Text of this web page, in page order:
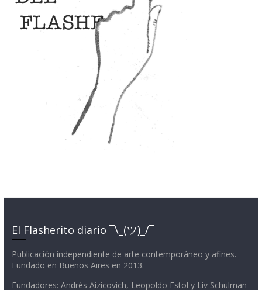
El Flasherito diario ¯\_(ツ)_/¯
Publicación independiente de arte contemporáneo y afines.
Fundado en Buenos Aires en 2013.
Fundadores: Andrés Aizicovich, Leopoldo Estol y Liv Schulman